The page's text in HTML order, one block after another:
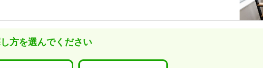
方を選んでください